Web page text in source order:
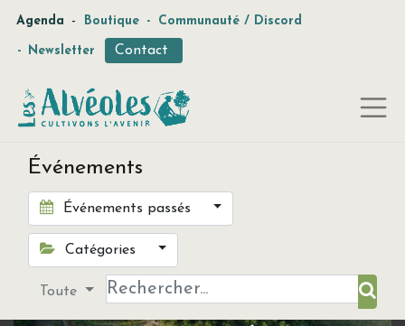
Agenda - Boutique - Communauté / Discord
- Newsletter Contact
Événements
Événements passés
Catégories
Toute